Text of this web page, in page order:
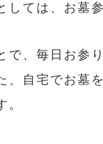
しては、お墓
で、毎日お参
、自宅でお墓
。